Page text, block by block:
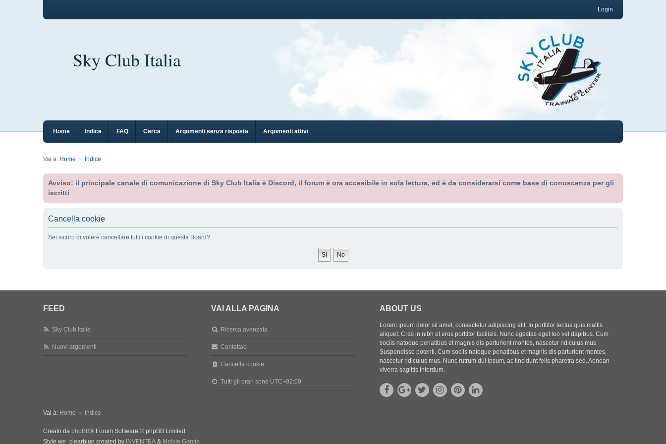
Login
Sky Club Italia
Home Indice FAQ Cerca Argomenti senza risposta Argomenti attivi
Vai a: Home Indice
Avviso: il principale canale di comunicazione di Sky Club Italia è Discord, il forum è ora accesibile in sola lettura, ed è da considerarsi come base di conoscenza per gli
iscritti
Cancella cookie
Sei sicuro di volere cancellare tutti i cookie di questa Board?
FEED
Sky Club Italia
Nuovi argomenti
VAI ALLA PAGINA
Ricerca avanzata
Contattaci
Cancella cookie
Tutti gli orari sono UTC+02:00
ABOUT US
Lorem ipsum dolor sit amet, consectetur adipiscing elit. In porttitor lectus quis mattis
aliquet. Cras in nibh et eros porttitor facilisis. Nunc egestas eget leo vel dapibus. Cum
sociis natoque penatibus et magnis dis parturient montes, nascetur ridiculus mus.
Suspendisse potenti. Cum sociis natoque penatibus et magnis dis parturient montes,
nascetur ridiculus mus. Nunc rutrum dui ipsum, ac tincidunt felis pharetra sed. Aenean
viverra sagittis interdum.
Vai a: Home Indice
Creato da phpBB® Forum Software © phpBB Limited
Style we_clearblue created by INVENTEA & Melvin García